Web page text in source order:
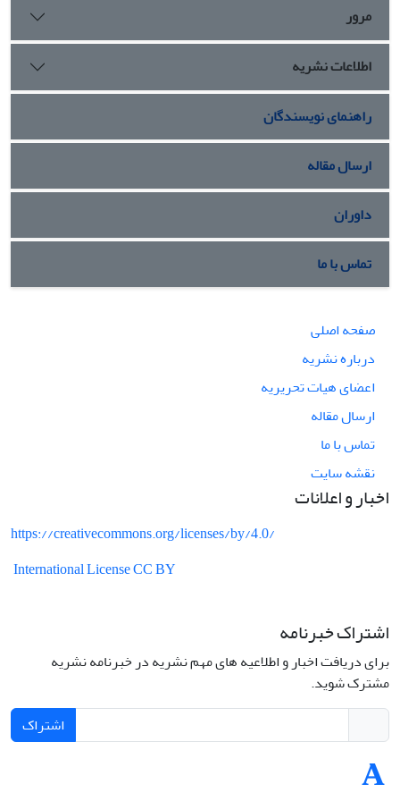
مرور
اطلاعات نشریه
راهنمای نویسندگان
ارسال مقاله
داوران
تماس با ما
صفحه اصلی
درباره نشریه
اعضای هیات تحریریه
ارسال مقاله
تماس با ما
نقشه سایت
اخبار و اعلانات
https://creativecommons.org/licenses/by/4.0/
International License CC BY
اشتراک خبرنامه
برای دریافت اخبار و اطلاعیه های مهم نشریه در خبرنامه نشریه
مشترک شوید.
اشتراک